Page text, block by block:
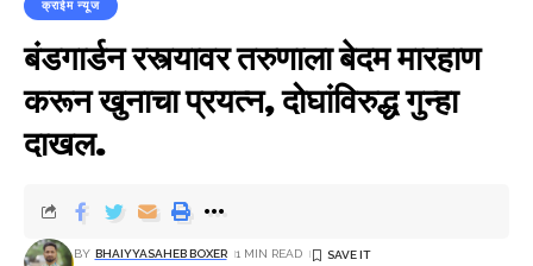
क्राईम न्यूज
बंडगार्डन रस्त्यावर तरुणाला बेदम मारहाण
करून खुनाचा प्रयत्न, दोघांविरुद्ध गुन्हा
दाखल.
BY BHAIYYASAHEB BOXER 1 MIN READ